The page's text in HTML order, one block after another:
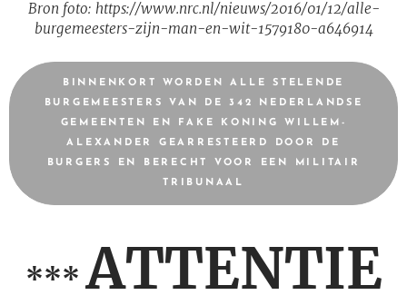
Bron foto: https://www.nrc.nl/nieuws/2016/01/12/alle-
burgemeesters-zijn-man-en-wit-1579180-a646914
BINNENKORT WORDEN ALLE STELENDE
BURGEMEESTERS VAN DE 342 NEDERLANDSE
GEMEENTEN EN FAKE KONING WILLEM-
ALEXANDER GEARRESTEERD DOOR DE
BURGERS EN BERECHT VOOR EEN MILITAIR
TRIBUNAAL
***ATTENTIE